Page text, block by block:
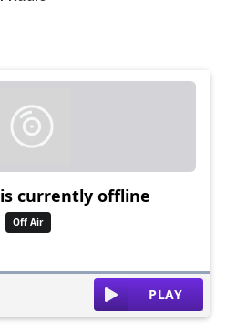
Akar Rumput
Instruksikan Penundaan Outing
Bibit Pohon Ditanam Di Embung